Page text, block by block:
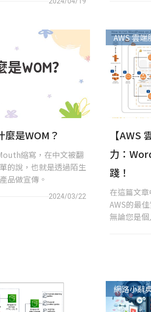
麼是WOM？
縮寫，在中文被翻
的說，也就是透過陌生
品做宣傳。
2024/03/22
AWS 雲端
【AWS
力：
踐！
在這篇文
AWS的最
無論您是
這些寶貴
網路小辭